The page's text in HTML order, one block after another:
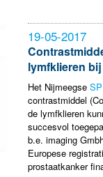
19-05-2017
lymfklieren
Het Nijmeegse
contrastmiddel
de lymfklieren
succesvol
b.e. imaging
Europese
prostaatkanker